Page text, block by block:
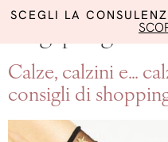
SCEGLI LA
parigine
Calze, calzini e…
consigli di